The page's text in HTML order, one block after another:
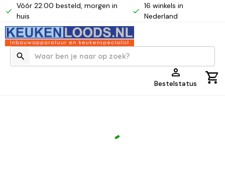
Vóór 22:00 besteld, morgen in
huis
16 winkels in
Nederland
Bestelstatus